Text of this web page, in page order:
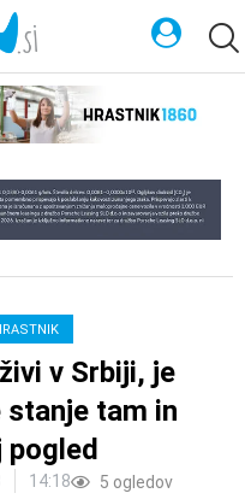
v Srbiji, je
stanje tam in
14:18 5 ogledov